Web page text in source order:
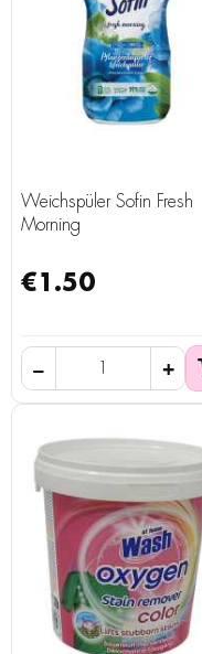
Weichspüler Sofin Fresh
Morning
€1.50